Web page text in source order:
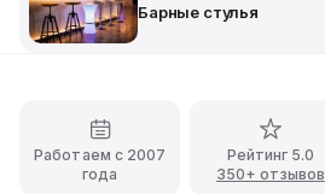
Барные стулья
Работаем с 2007
года
Рейтинг 5.0
350+ отзывов